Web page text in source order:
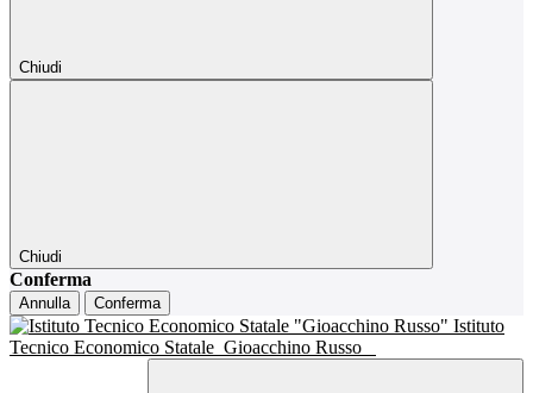
Chiudi
Chiudi
Conferma
Annulla Conferma
Istituto
Tecnico Economico Statale Gioacchino Russo